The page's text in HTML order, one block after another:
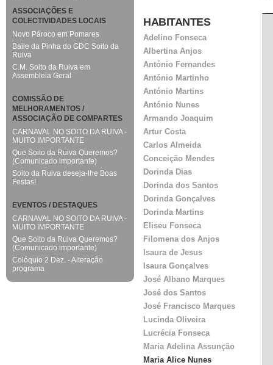
HABITANTES
Adelino Fonseca
Albertina Anjos
António Fernandes
António Martinho
António Martins
António Nunes
Armando Joaquim
Artur Costa
Carlos Almeida
Conceição Mendes
Dorinda Dias
Dorinda dos Santos
Dorinda Gonçalves
Dorinda Martins
Eliseu Fonseca
Filomena dos Anjos
Isaura de Jesus
Isaura Gonçalves
José Albano Marques
José dos Santos
José Francisco Marques
Lucinda Oliveira
Lucrécia Fonseca
Maria Adelina Assunção
Maria Alice Nunes
ASSOCIAÇÕES E
COLECTIVIDADES LOCAIS
Novo Pároco em Pomares
Baile da Pinha do GDC Soito da
Ruiva
C.M. Soito da Ruiva em
Assembleia Geral
COMISSÃO DE
MELHORAMENTOS /
ASSOCIAÇÃO DE COMPARTES
CARNAVAL NO SOITO DA RUIVA -
MUITO IMPORTANTE
Que Soito da Ruiva Queremos?
(Comunicado importante)
Soito da Ruiva deseja-lhe Boas
Festas!
EVENTOS / DESTAQUES
CARNAVAL NO SOITO DA RUIVA -
MUITO IMPORTANTE
Que Soito da Ruiva Queremos?
(Comunicado importante)
Colóquio 2 Dez. - Alteração
programa